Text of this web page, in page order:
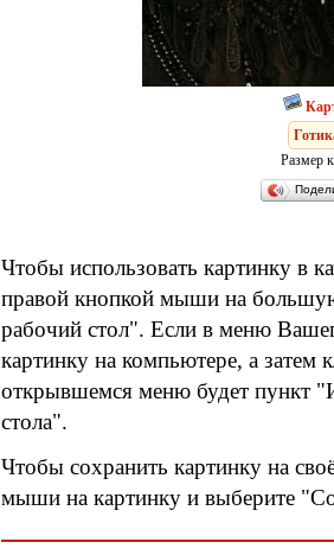
Размер
Чтобы использовать картинку в
правой кнопкой мыши на
рабочий стол". Если в меню
картинку на компьютере, а затем
открывшемся меню будет пункт
стола".
Чтобы сохранить картинку на
мыши на картинку и выберите